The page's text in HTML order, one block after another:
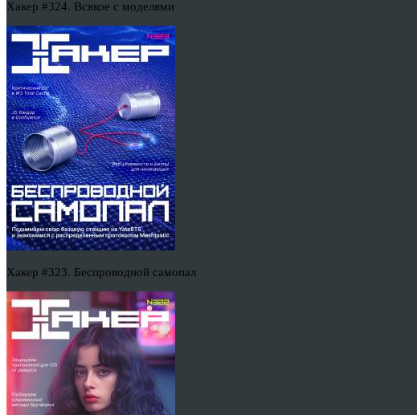
Хакер #324. Всякое с моделями
Хакер #323. Беспроводной самопал